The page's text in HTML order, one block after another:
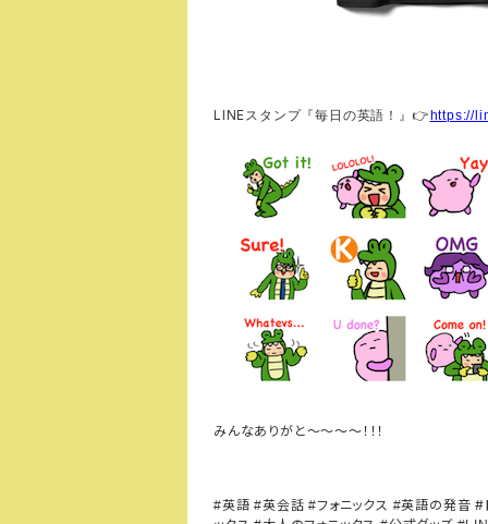
LINEスタンプ『毎日の英語！』 👉https://
みんなありがと～～～～！！！
#英語 #英会話 #フォニックス #英語の発音 #